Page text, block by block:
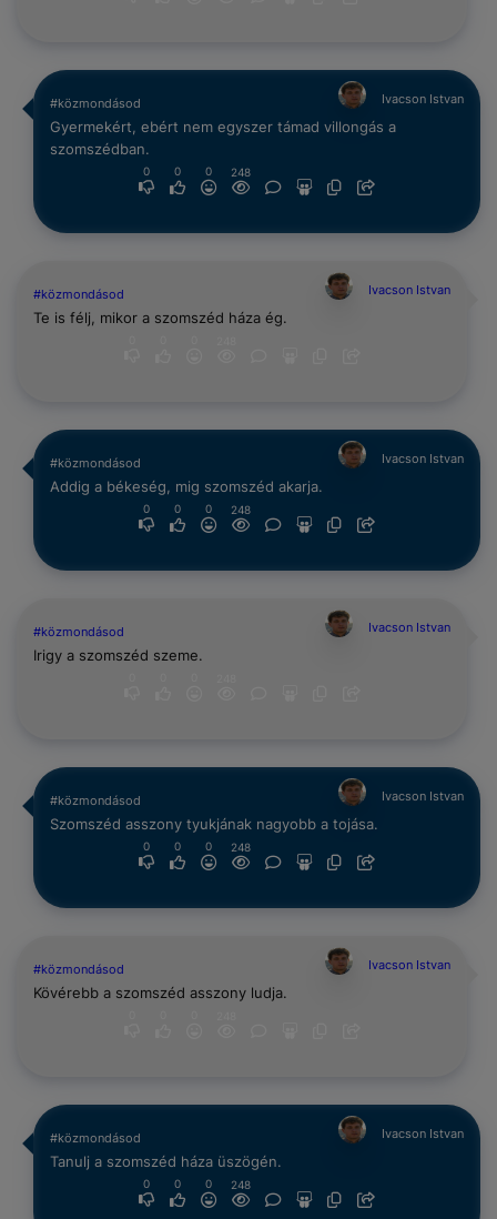
#közmondásod Ivacson Istvan
Gyermekért, ebért nem egyszer támad villongás a
szomszédban.
0 0 0 248
#közmondásod Ivacson Istvan
Te is félj, mikor a szomszéd háza ég.
#közmondásod Ivacson Istvan
Addig a békeség, mig szomszéd akarja.
0 0 0 248
#közmondásod Ivacson Istvan
Irigy a szomszéd szeme.
#közmondásod Ivacson Istvan
Szomszéd asszony tyukjának nagyobb a tojása.
0 0 0 248
#közmondásod Ivacson Istvan
Kövérebb a szomszéd asszony ludja.
#közmondásod Ivacson Istvan
Tanulj a szomszéd háza üszögén.
0 0 0 248